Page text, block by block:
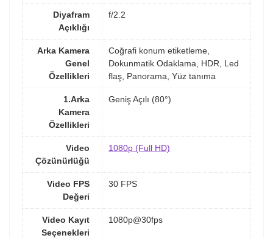
Diyafram
Açıklığı
f/2.2
Arka Kamera
Genel
Özellikleri
Coğrafi konum etiketleme,
Dokunmatik Odaklama, HDR, Led
flaş, Panorama, Yüz tanıma
1.Arka
Kamera
Özellikleri
Geniş Açılı (80°)
Video
Çözünürlüğü
1080p (Full HD)
Video FPS
Değeri
30 FPS
Video Kayıt
Seçenekleri
1080p@30fps